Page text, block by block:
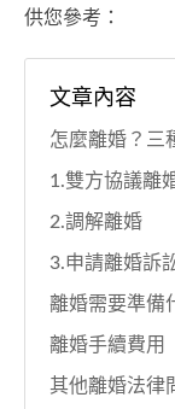
供您參考：
文章內容
怎麼離婚？三
1.雙方協議離
2.調解離婚
3.申請離婚訴
離婚需要準備
離婚手續費用
其他離婚法律